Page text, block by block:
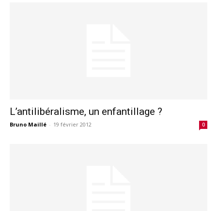
L’antilibéralisme, un enfantillage ?
Bruno Maillé - 19 février 2012 0